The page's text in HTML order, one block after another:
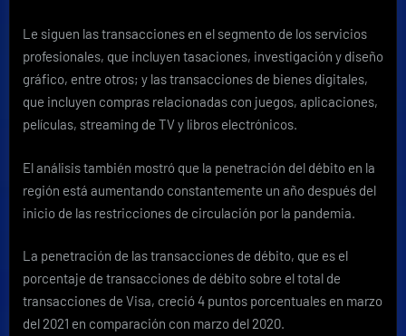
Le siguen las transacciones en el segmento de los servicios
profesionales, que incluyen tasaciones, investigación y diseño
gráfico, entre otros; y las transacciones de bienes digitales,
que incluyen compras relacionadas con juegos, aplicaciones,
películas, streaming de TV y libros electrónicos.
El análisis también mostró que la penetración del débito en la
región está aumentando constantemente un año después del
inicio de las restricciones de circulación por la pandemia.
La penetración de las transacciones de débito, que es el
porcentaje de transacciones de débito sobre el total de
transacciones de Visa, creció 4 puntos porcentuales en marzo
del 2021 en comparación con marzo del 2020.